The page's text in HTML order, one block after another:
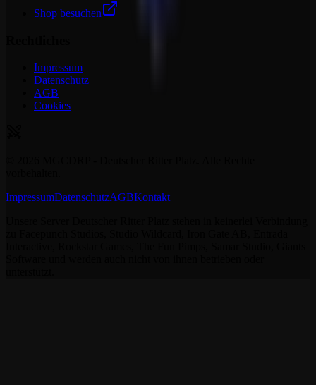
Shop besuchen
Impressum
Datenschutz
AGB
Cookies
ImpressumDatenschutzAGBKontakt